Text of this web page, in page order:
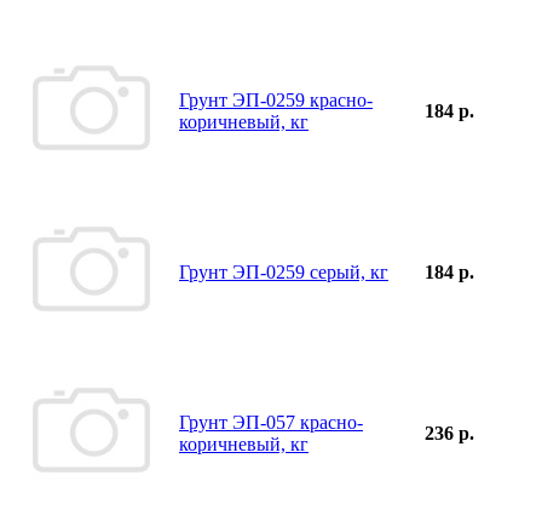
Грунт ЭП-0259 красно-
коричневый, кг
184 р.
Грунт ЭП-0259 серый, кг 184 р.
Грунт ЭП-057 красно-
коричневый, кг
236 р.